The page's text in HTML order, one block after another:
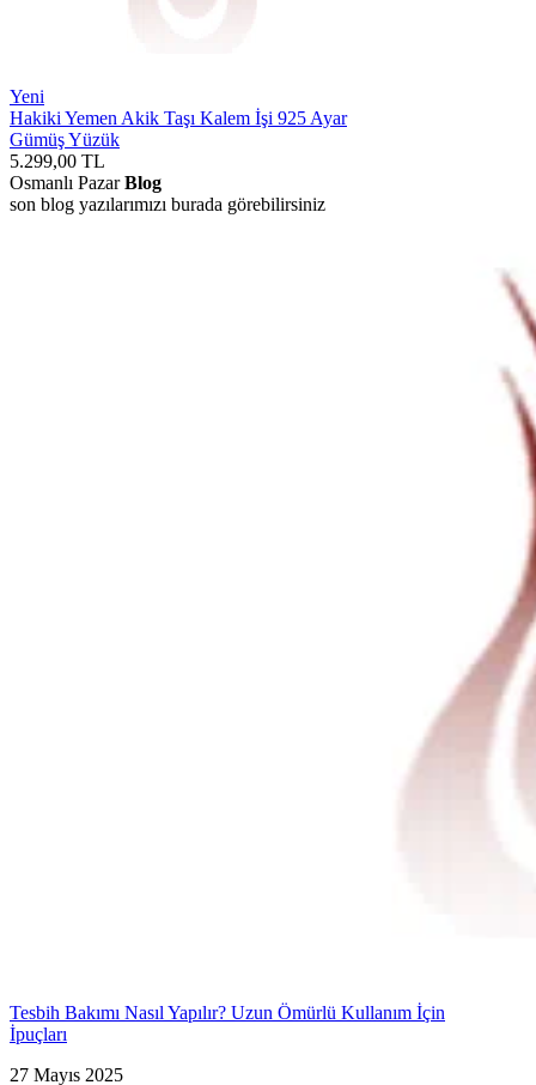
Yeni
Hakiki Yemen Akik Taşı Kalem İşi 925 Ayar
Gümüş Yüzük
5.299,00 TL
Osmanlı PazarBlog
son blog yazılarımızı burada görebilirsiniz
Tesbih Bakımı Nasıl Yapılır? Uzun Ömürlü Kullanım İçin
İpuçları
27 Mayıs 2025